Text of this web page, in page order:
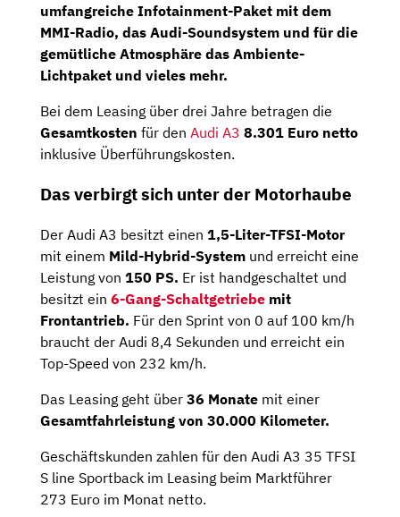
umfangreiche Infotainment-Paket mit dem
MMI-Radio, das Audi-Soundsystem und für die
gemütliche Atmosphäre das Ambiente-
Lichtpaket und vieles mehr.
Bei dem Leasing über drei Jahre betragen die
Gesamtkosten für den Audi A3 8.301 Euro netto
inklusive Überführungskosten.
Das verbirgt sich unter der Motorhaube
Der Audi A3 besitzt einen 1,5-Liter-TFSI-Motor
mit einem Mild-Hybrid-System und erreicht eine
Leistung von 150 PS. Er ist handgeschaltet und
besitzt ein 6-Gang-Schaltgetriebe mit
Frontantrieb. Für den Sprint von 0 auf 100 km/h
braucht der Audi 8,4 Sekunden und erreicht ein
Top-Speed von 232 km/h.
Das Leasing geht über 36 Monate mit einer
Gesamtfahrleistung von 30.000 Kilometer.
Geschäftskunden zahlen für den Audi A3 35 TFSI
S line Sportback im Leasing beim Marktführer
273 Euro im Monat netto.